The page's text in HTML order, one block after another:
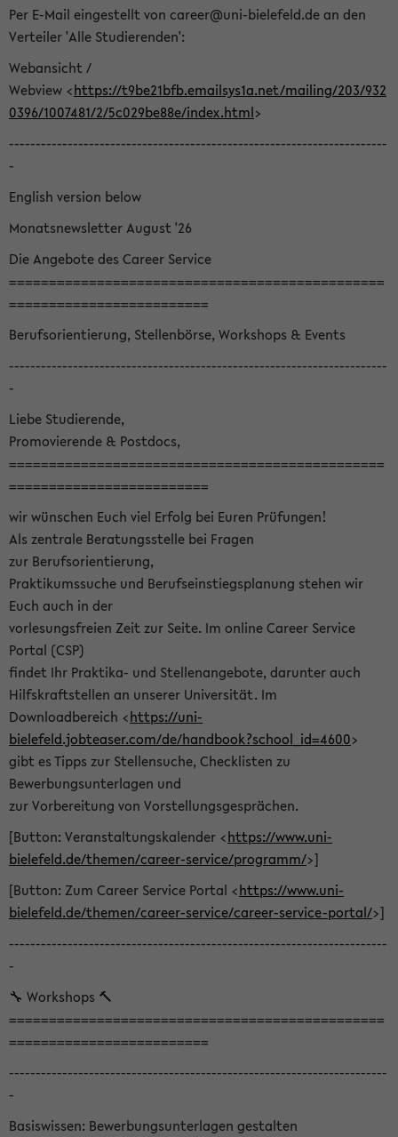
Per E-Mail eingestellt von career@uni-bielefeld.de an den
Verteiler 'Alle Studierenden':
Webansicht /
Webview <https://t9be21bfb.emailsys1a.net/mailing/203/932
0396/1007481/2/5c029be88e/index.html>
-----------------------------------------------------------------------
-
English version below
Monatsnewsletter August '26
Die Angebote des Career Service
===============================================
=========================
Berufsorientierung, Stellenbörse, Workshops & Events
-----------------------------------------------------------------------
-
Liebe Studierende,
Promovierende & Postdocs,
===============================================
=========================
wir wünschen Euch viel Erfolg bei Euren Prüfungen!
Als zentrale Beratungsstelle bei Fragen
zur Berufsorientierung,
Praktikumssuche und Berufseinstiegsplanung stehen wir
Euch auch in der
vorlesungsfreien Zeit zur Seite. Im online Career Service
Portal (CSP)
findet Ihr Praktika- und Stellenangebote, darunter auch
Hilfskraftstellen an unserer Universität. Im
Downloadbereich <https://uni-
bielefeld.jobteaser.com/de/handbook?school_id=4600>
gibt es Tipps zur Stellensuche, Checklisten zu
Bewerbungsunterlagen und
zur Vorbereitung von Vorstellungsgesprächen.
[Button: Veranstaltungskalender <https://www.uni-
bielefeld.de/themen/career-service/programm/>]
[Button: Zum Career Service Portal <https://www.uni-
bielefeld.de/themen/career-service/career-service-portal/>]
-----------------------------------------------------------------------
-
🔧 Workshops 🔨
===============================================
=========================
-----------------------------------------------------------------------
-
Basiswissen: Bewerbungsunterlagen gestalten